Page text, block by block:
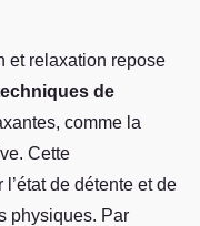
et relaxation repose
de
comme la
Cette
de détente et de
physiques. Par